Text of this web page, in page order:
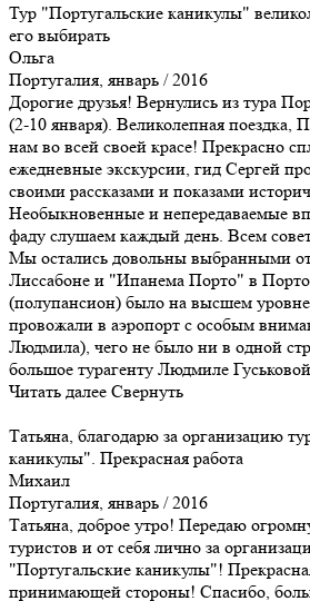
Тур "Португальские каникулы"
его выбирать
Ольга
Португалия, январь / 2016
Дорогие друзья! Вернулись из тура
(2-10 января). Великолепная поездка,
нам во всей своей красе! Прекрасно
ежедневные экскурсии, гид Сергей
своими рассказами и показами
Необыкновенные и непередаваемые
фаду слушаем каждый день. Всем
Мы остались довольны выбранными
Лиссабоне и "Ипанема Порто" в
(полупансион) было на высшем
провожали в аэропорт с особым
Людмила), чего не было ни в одной
большое турагенту Людмиле
Читать далее Свернуть
Татьяна, благодарю за организацию
каникулы". Прекрасная работа
Михаил
Португалия, январь / 2016
Татьяна, доброе утро! Передаю
туристов и от себя лично за
"Португальские каникулы"!
принимающей стороны! Спасибо,